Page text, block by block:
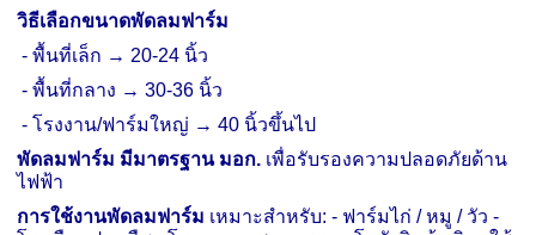
วิธีเลือกขนาดพัดลมฟาร์ม
-พื้นที่เล็ก → 20-24 นิ้ว
- พื้นที่กลาง → 30-36 นิ้ว
- โรงงาน/ฟาร์มใหญ่ → 40 นิ้วขึ้นไป
พัดลมฟาร์ม มีมาตรฐาน มอก. เพื่อรับรองความปลอดภัยด้าน
ไฟฟ้า
การใช้งานพัดลมฟาร์ม เหมาะสำหรับ:- ฟาร์มไก่ / หมู / วัว-